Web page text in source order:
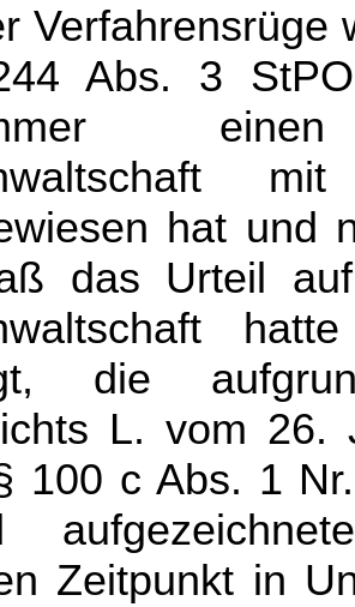
Verfahrensrüge
Abs. 3
hat und
das Urteil
die
L. vom 26.
100 c Abs. 1
Zeitpunkt in